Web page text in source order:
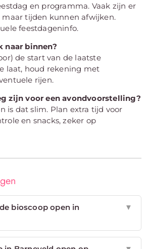
en programma. Vaak zijn er
maar tijden kunnen afwijken.
feestdageninfo.
naar binnen?
de start van de laatste
laat, houd rekening met
rijen.
zijn voor een avondvoorstelling?
is dat slim. Plan extra tijd voor
en snacks, zeker op
bioscoop open in
▼